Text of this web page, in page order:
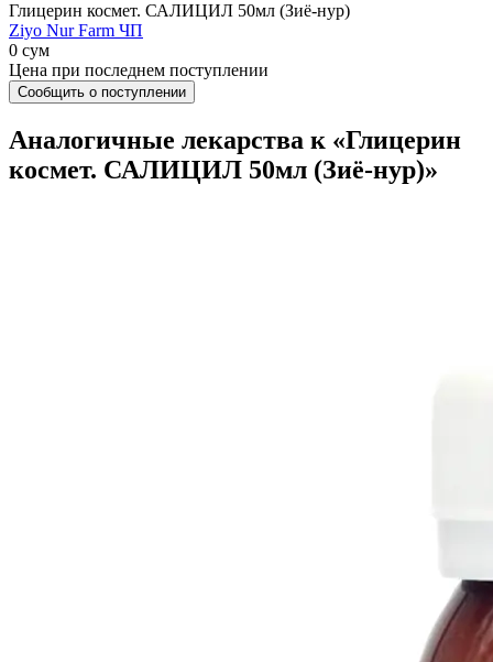
Глицерин космет. САЛИЦИЛ 50мл (Зиё-нур)
Ziyo Nur Farm ЧП
0 сум
Цена при последнем поступлении
Сообщить о поступлении
Аналогичные лекарства к «Глицерин
космет. САЛИЦИЛ 50мл (Зиё-нур)»